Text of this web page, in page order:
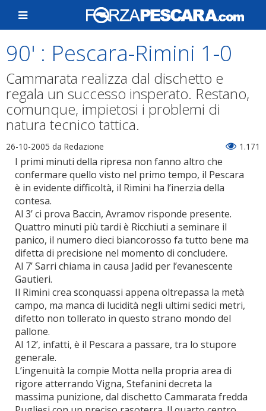
90' : Pescara-Rimini 1-0
Cammarata realizza dal dischetto e
regala un successo insperato. Restano,
comunque, impietosi i problemi di
natura tecnico tattica.
26-10-2005 da Redazione 1.171
I primi minuti della ripresa non fanno altro che
confermare quello visto nel primo tempo, il Pescara
è in evidente difficoltà, il Rimini ha l’inerzia della
contesa.
Al 3’ ci prova Baccin, Avramov risponde presente.
Quattro minuti più tardi è Ricchiuti a seminare il
panico, il numero dieci biancorosso fa tutto bene ma
difetta di precisione nel momento di concludere.
Al 7’ Sarri chiama in causa Jadid per l’evanescente
Gautieri.
Il Rimini crea sconquassi appena oltrepassa la metà
campo, ma manca di lucidità negli ultimi sedici metri,
difetto non tollerato in questo strano mondo del
pallone.
Al 12’, infatti, è il Pescara a passare, tra lo stupore
generale.
L’ingenuità la compie Motta nella propria area di
rigore atterrando Vigna, Stefanini decreta la
massima punizione, dal dischetto Cammarata fredda